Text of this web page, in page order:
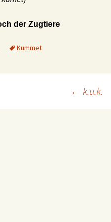
der Zugtiere
Kummet
← k.u.k.